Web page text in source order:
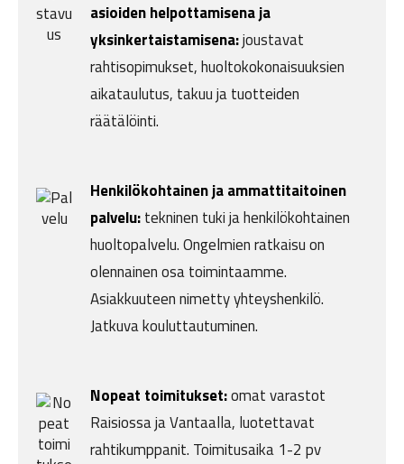
asioiden helpottamisena ja
yksinkertaistamisena:joustavat
rahtisopimukset, huoltokokonaisuuksien
aikataulutus, takuu ja tuotteiden
räätälöinti.
Henkilökohtainen ja ammattitaitoinen
palvelu:tekninen tuki ja henkilökohtainen
huoltopalvelu. Ongelmien ratkaisu on
olennainen osa toimintaamme.
Asiakkuuteen nimetty yhteyshenkilö.
Jatkuva kouluttautuminen.
Nopeat toimitukset:omat varastot
Raisiossa ja Vantaalla, luotettavat
rahtikumppanit. Toimitusaika 1-2 pv